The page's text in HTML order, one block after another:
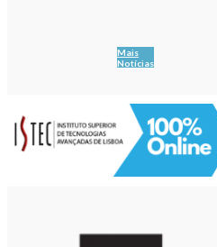
Mais
Notícias